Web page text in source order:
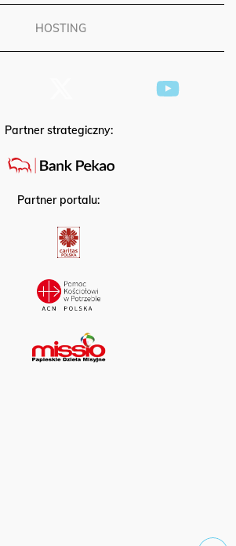
HOSTING
Partner strategiczny:
Partner portalu: